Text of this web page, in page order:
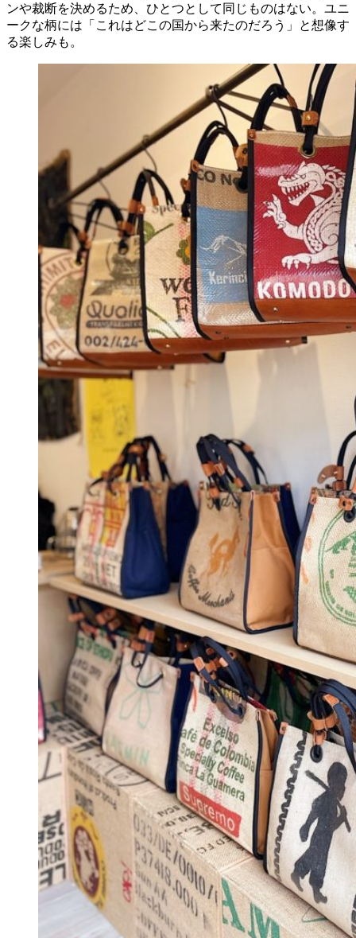
ンや裁断を決めるため、ひとつとして同じものはない。ユニ
ークな柄には「これはどこの国から来たのだろう」と想像す
る楽しみも。